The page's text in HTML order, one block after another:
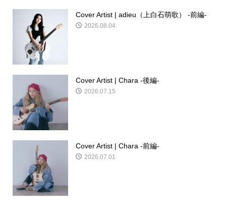
Cover Artist | adieu（上白石萌歌） -前編-
2026.08.04
Cover Artist | Chara -後編-
2026.07.15
Cover Artist | Chara -前編-
2026.07.01